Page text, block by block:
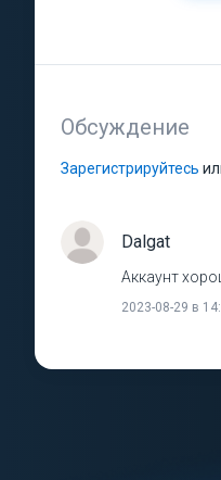
Обсуждение
Зарегистрируйтесь
Dalgat
Аккаунт
2023-08-29 в